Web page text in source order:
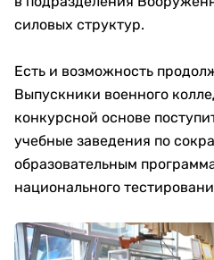
силовых структур.
Есть и возможность
Выпускники военного
конкурсной основе
учебные заведения по
образовательным
национального